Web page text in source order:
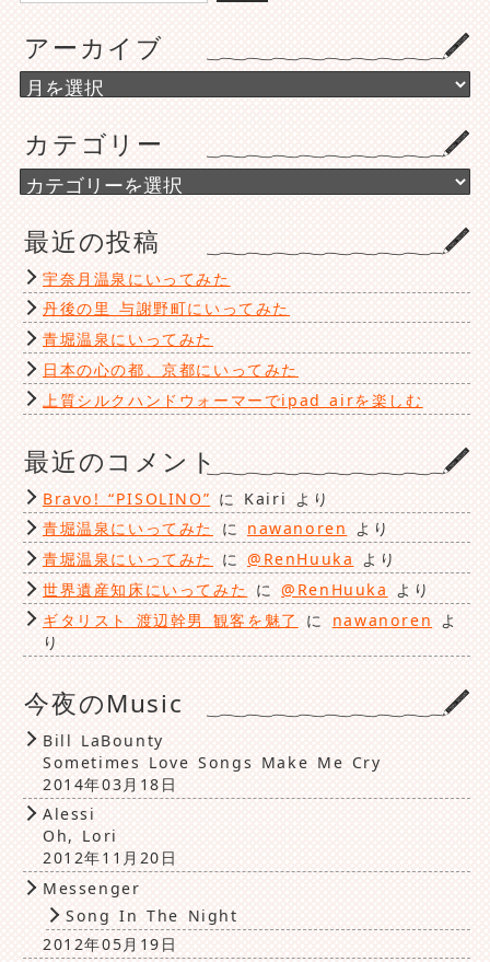
アーカイブ
ア
ー
イ
ブ
カテゴリー
カ
テ
リ
ー
最近の投稿
宇奈月温泉にいってみた
丹後の里 与謝野町にいってみた
青堀温泉にいってみた
日本の心の都、京都にいってみた
上質シルクハンドウォーマーでipad airを楽しむ
最近のコメント
Bravo! “PISOLINO” に Kairi
より
青堀温泉にいってみた
に nawanoren より
青堀温泉にいってみた
に @RenHuuka より
世界遺産知床にいってみた に@RenHuuka より
ギタリスト 渡辺幹男 観客を魅了
に nawanoren よ
り
今夜のMusic
Bill LaBounty
Sometimes Love Songs Make Me Cry
2014年03月18日
Alessi
Oh, Lori
2012年11月20日
Messenger
Song In The Night
2012年05月19日